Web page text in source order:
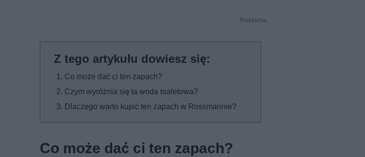
Co może dać ci ten zapach?
Czym wyróżnia się ta woda toaletowa?
Dlaczego warto kupić ten zapach w Rossmannie?
Co może dać ci ten zapach?